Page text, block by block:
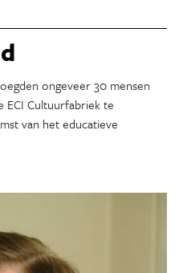
ongeveer 30 mensen
ECI Cultuurfabriek te
van het educatieve